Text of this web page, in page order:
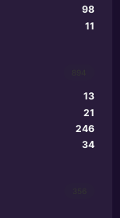
98
11
13
21
246
34